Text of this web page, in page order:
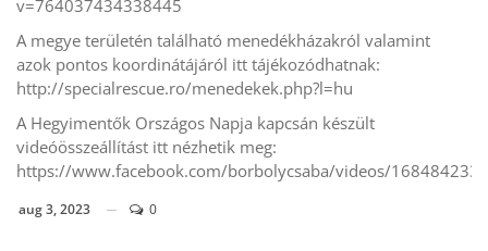
v=764037434338445
A megye területén található menedékházakról valamint
azok pontos koordinátájáról itt tájékozódhatnak:
http://specialrescue.ro/menedekek.php?l=hu
A Hegyimentők Országos Napja kapcsán készült
videóösszeállítást itt nézhetik meg:
https://www.facebook.com/borbolycsaba/videos/
aug 3, 2023 0